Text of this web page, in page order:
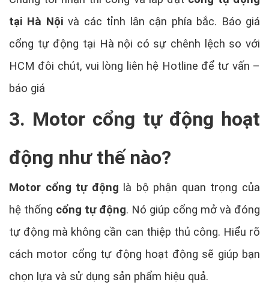
tại Hà Nội và các tỉnh lân cận phía bắc. Báo giá
cổng tự động tại Hà nội có sự chênh lệch so với
HCM đôi chút, vui lòng liên hệ Hotline để tư vấn –
báo giá
3. Motor cổng tự động hoạt
động như thế nào?
Motor cổng tự động là bộ phận quan trọng của
hệ thống cổng tự động. Nó giúp cổng mở và đóng
tự động mà không cần can thiệp thủ công. Hiểu rõ
cách motor cổng tự động hoạt động sẽ giúp bạn
chọn lựa và sử dụng sản phẩm hiệu quả.